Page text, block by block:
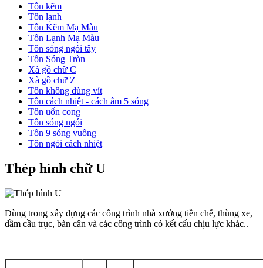
Tôn kẽm
Tôn lạnh
Tôn Kẽm Mạ Màu
Tôn Lạnh Mạ Màu
Tôn sóng ngói tây
Tôn Sóng Tròn
Xà gồ chữ C
Xà gồ chữ Z
Tôn không dùng vít
Tôn cách nhiệt - cách âm 5 sóng
Tôn uốn cong
Tôn sóng ngói
Tôn 9 sóng vuông
Tôn ngói cách nhiệt
Thép hình chữ U
Dùng trong xây dựng các công trình nhà xưởng tiền chế, thùng xe,
dầm cầu trục, bàn cân và các công trình có kết cấu chịu lực khác..